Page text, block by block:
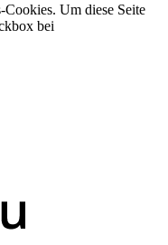
Cookies. Um diese Seite
bei